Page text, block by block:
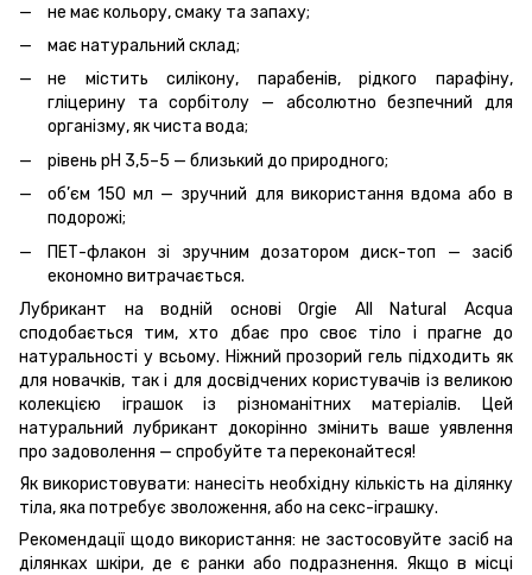
не має кольору, смаку та запаху;
має натуральний склад;
не містить силікону, парабенів, рідкого парафіну,
гліцерину та сорбітолу — абсолютно безпечний для
організму, як чиста вода;
рівень pH 3,5–5 — близький до природного;
об’єм 150 мл — зручний для використання вдома або в
подорожі;
ПЕТ-флакон зі зручним дозатором диск-топ — засіб
економно витрачається.
Лубрикант на водній основі Orgie All Natural Acqua
сподобається тим, хто дбає про своє тіло і прагне до
натуральності у всьому. Ніжний прозорий гель підходить як
для новачків, так і для досвідчених користувачів із великою
колекцією іграшок із різноманітних матеріалів. Цей
натуральний лубрикант докорінно змінить ваше уявлення
про задоволення — спробуйте та переконайтеся!
Як використовувати: нанесіть необхідну кількість на ділянку
тіла, яка потребує зволоження, або на секс-іграшку.
Рекомендації щодо використання: не застосовуйте засіб на
ділянках шкіри, де є ранки або подразнення. Якщо в місці